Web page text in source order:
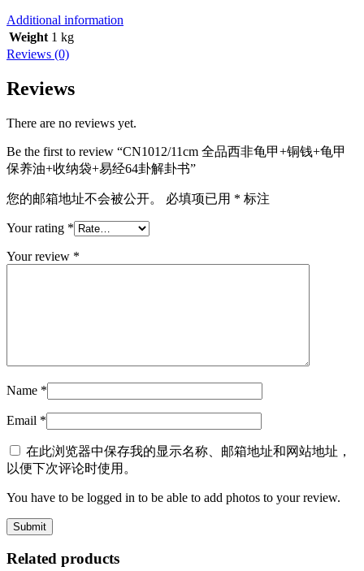
Additional information
Weight 1 kg
Reviews (0)
Reviews
There are no reviews yet.
Be the first to review “CN1012/11cm 全品西非龟甲+铜钱+龟甲
保养油+收纳袋+易经64卦解卦书”
您的邮箱地址不会被公开。 必填项已用 * 标注
Your rating *
Your review *
Name *
Email *
在此浏览器中保存我的显示名称、邮箱地址和网站地址，
以便下次评论时使用。
You have to be logged in to be able to add photos to your review.
Related products